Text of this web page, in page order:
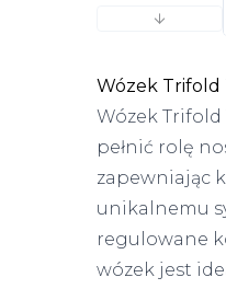
Wózek Trifold
Wózek
pełnić rolę
zapewniając
unikalnemu
regulowane
wózek jest